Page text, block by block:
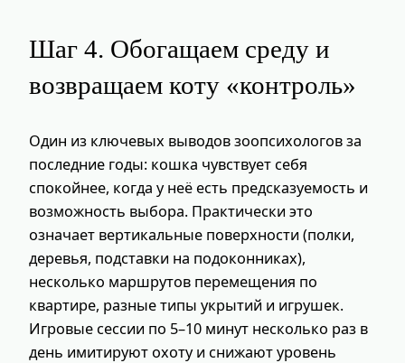
Шаг 4. Обогащаем среду и
возвращаем коту «контроль»
Один из ключевых выводов зоопсихологов за
последние годы: кошка чувствует себя
спокойнее, когда у неё есть предсказуемость и
возможность выбора. Практически это
означает вертикальные поверхности (полки,
деревья, подставки на подоконниках),
несколько маршрутов перемещения по
квартире, разные типы укрытий и игрушек.
Игровые сессии по 5–10 минут несколько раз в
день имитируют охоту и снижают уровень